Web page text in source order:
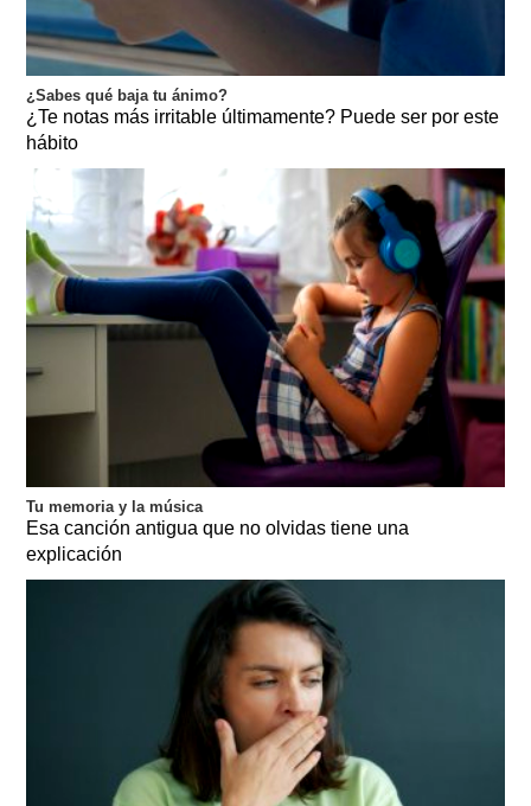
¿Sabes qué baja tu ánimo?
¿Te notas más irritable últimamente? Puede ser por este
hábito
Tu memoria y la música
Esa canción antigua que no olvidas tiene una
explicación